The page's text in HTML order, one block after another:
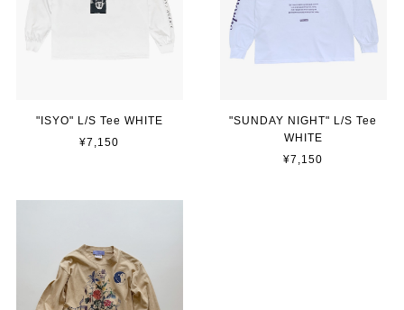
"ISYO" L/S Tee WHITE
¥7,150
"SUNDAY NIGHT" L/S Tee
WHITE
¥7,150